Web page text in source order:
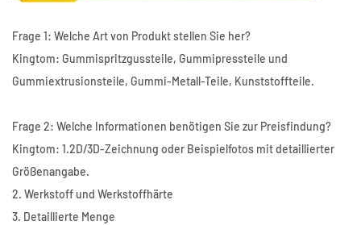
Frage 1: Welche Art von Produkt stellen Sie her?
Kingtom: Gummispritzgussteile, Gummipressteile und
Gummiextrusionsteile, Gummi-Metall-Teile, Kunststoffteile.
Frage 2: Welche Informationen benötigen Sie zur Preisfindung?
Kingtom: 1.2D/3D-Zeichnung oder Beispielfotos mit detaillierter
Größenangabe.
2. Werkstoff und Werkstoffhärte
3. Detaillierte Menge